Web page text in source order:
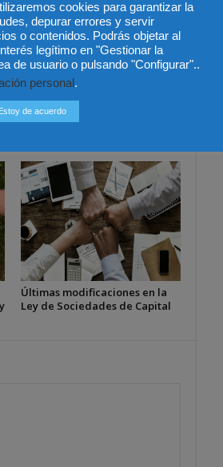
Artículo siguiente
de Opinion sobre reforma
y Violencia de Género (II):
falsas por maltrato
Últimas modificaciones en la
Ley de Sociedades de Capital
cookies para garantizar la
depurar errores y servir
o contenidos. Podrás objetar al
legítimo en "Gestionar la
de usuario o pulsando "Configurar"..
personal .
de acuerdo